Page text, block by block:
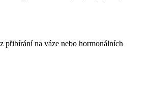
přibírání na váze nebo hormonálních